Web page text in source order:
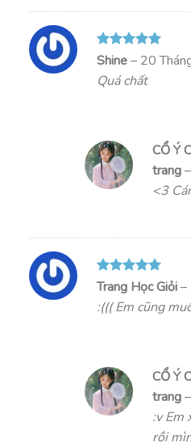
Được xếp
sao
Shine– 20
Quá chất
CỔ Ý
trang–
<3
Được xếp
hạng
5
sao
Trang Học Giỏi–
:((( Em cũng
CỔ Ý
trang–
:v Em
rồi